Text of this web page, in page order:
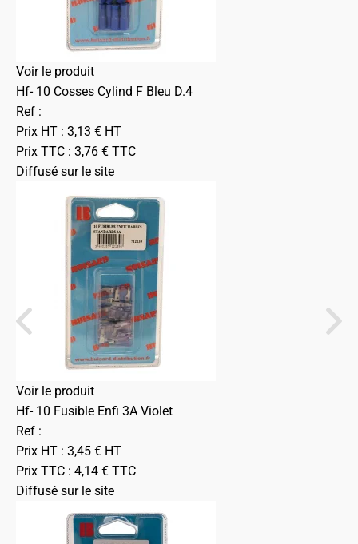
Voir le produit
Hf- 10 Cosses Cylind F Bleu D.4
Ref :
Prix HT : 3,13 € HT
Prix TTC : 3,76 € TTC
Diffusé sur le site
Voir le produit
Hf- 10 Fusible Enfi 3A Violet
Ref :
Prix HT : 3,45 € HT
Prix TTC : 4,14 € TTC
Diffusé sur le site